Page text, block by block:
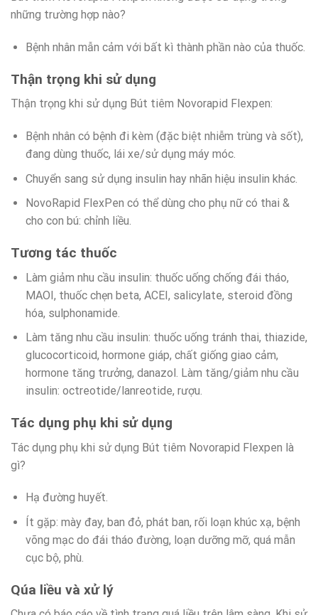
những trường hợp nào?
Bệnh nhân mẫn cảm với bất kì thành phần nào của thuốc.
Thận trọng khi sử dụng
Thận trọng khi sử dụng Bút tiêm Novorapid Flexpen:
Bệnh nhân có bệnh đi kèm (đặc biệt nhiễm trùng và sốt),
đang dùng thuốc, lái xe/sử dụng máy móc.
Chuyển sang sử dụng insulin hay nhãn hiệu insulin khác.
NovoRapid FlexPen có thể dùng cho phụ nữ có thai &
cho con bú: chỉnh liều.
Tương tác thuốc
Làm giảm nhu cầu insulin: thuốc uống chống đái tháo,
MAOI, thuốc chẹn beta, ACEI, salicylate, steroid đồng
hóa, sulphonamide.
Làm tăng nhu cầu insulin: thuốc uống tránh thai, thiazide,
glucocorticoid, hormone giáp, chất giống giao cảm,
hormone tăng trưởng, danazol. Làm tăng/giảm nhu cầu
insulin: octreotide/lanreotide, rượu.
Tác dụng phụ khi sử dụng
Tác dụng phụ khi sử dụng Bút tiêm Novorapid Flexpen là
gì?
Hạ đường huyết.
Ít gặp: mày đay, ban đỏ, phát ban, rối loạn khúc xạ, bệnh
võng mạc do đái tháo đường, loạn dưỡng mỡ, quá mẫn
cục bộ, phù.
Qúa liều và xử lý